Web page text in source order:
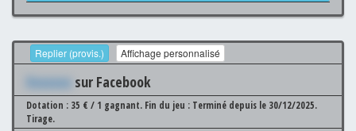
Replier (provis.) Affichage personnalisé
Xxxxxxx sur Facebook
Dotation : 35 € / 1 gagnant. Fin du jeu : Terminé depuis le 30/12/2025.
Tirage.